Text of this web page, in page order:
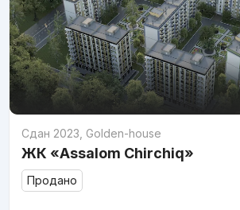
Сдан 2023 Golden-house
ЖК «Assalom Chirchiq»
Продано